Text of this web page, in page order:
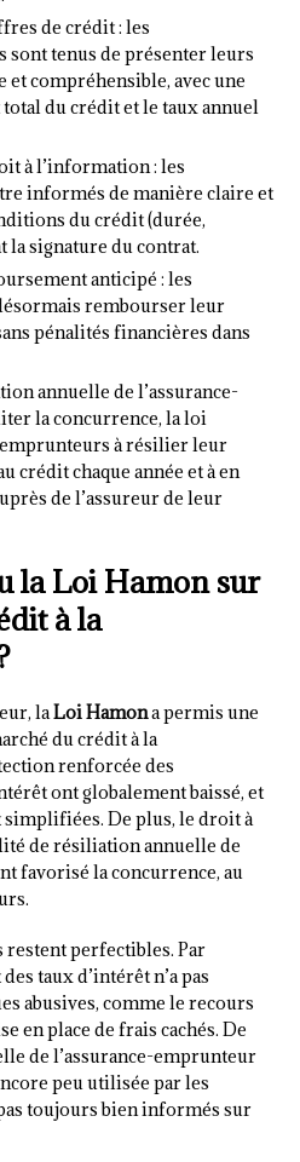
de crédit : les
sont tenus de présenter leurs
compréhensible, avec une
du crédit et le taux annuel
à l’information : les
informés de manière claire et
du crédit (durée,
la signature du contrat.
anticipé : les
rembourser leur
pénalités financières dans
annuelle de l’assurance-
la concurrence, la loi
à résilier leur
crédit chaque année et à en
de l’assureur de leur
la Loi Hamon sur
à la
laLoi Hamona permis une
du crédit à la
renforcée des
ont globalement baissé, et
De plus, le droit à
de résiliation annuelle de
favorisé la concurrence, au
restent perfectibles. Par
taux d’intérêt n’a pas
abusives, comme le recours
en place de frais cachés. De
de l’assurance-emprunteur
peu utilisée par les
toujours bien informés sur